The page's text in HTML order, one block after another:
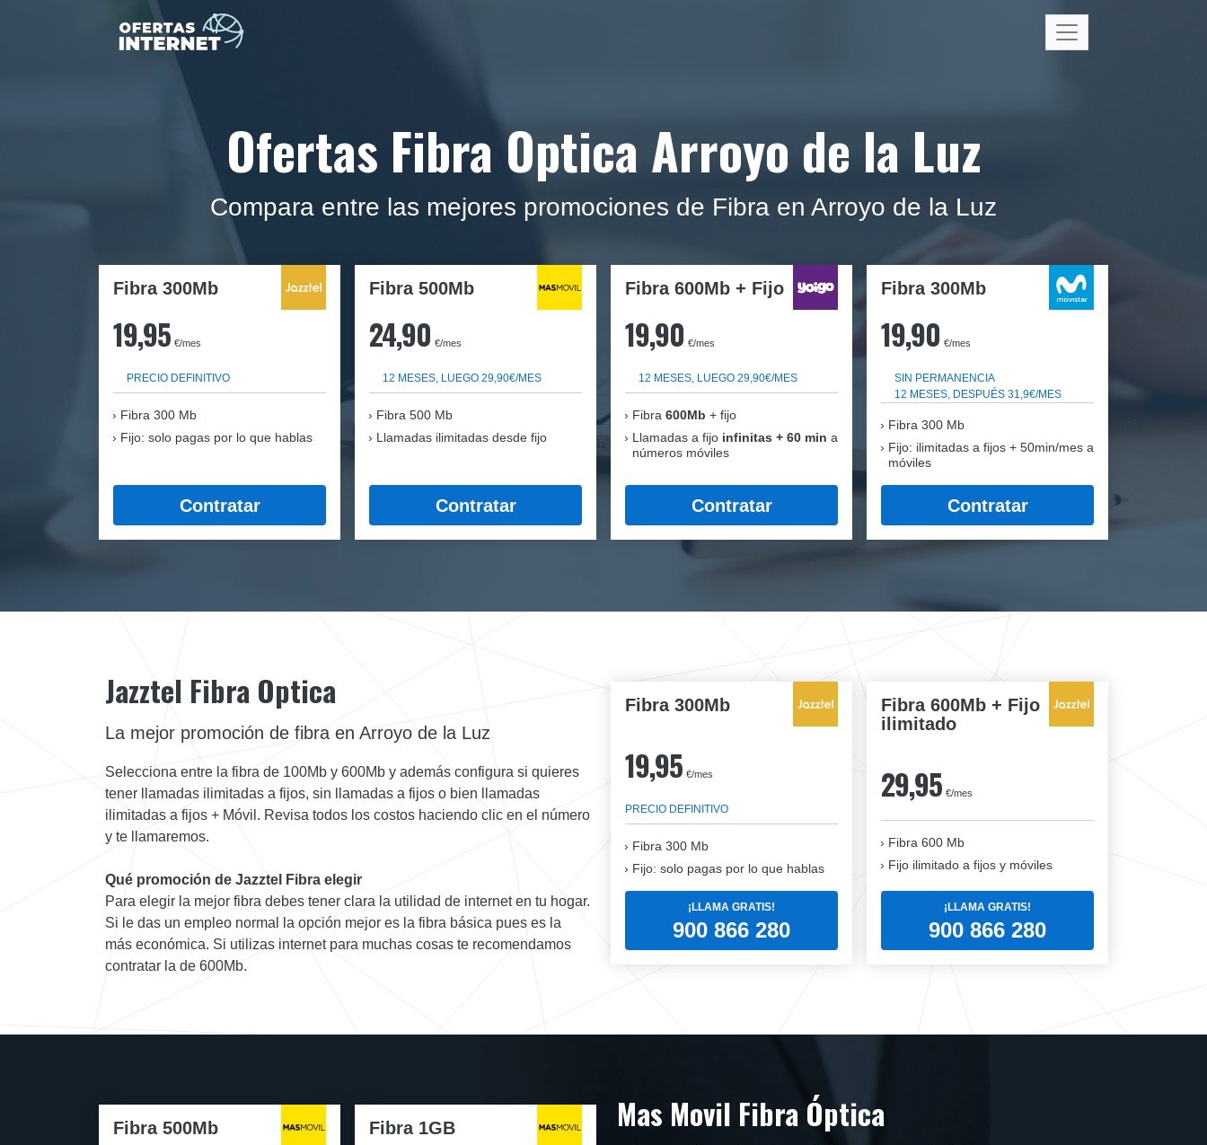
Ofertas Fibra Optica Arroyo de la Luz
Compara entre las mejores promociones de Fibra en Arroyo de la Luz
Fibra 300Mb
19,95 €/mes
PRECIO DEFINITIVO
Fibra 300 Mb
Fijo: solo pagas por lo que hablas
Contratar
Fibra 500Mb
24,90 €/mes
12 MESES, LUEGO 29,90€/MES
Fibra 500 Mb
Llamadas ilimitadas desde fijo
Contratar
Fibra 600Mb + Fijo
19,90 €/mes
12 MESES, LUEGO 29,90€/MES
Fibra 600Mb + fijo
Llamadas a fijo infinitas + 60 min a
números móviles
Contratar
Fibra 300Mb
19,90 €/mes
SIN PERMANENCIA
12 MESES, DESPUÉS 31,9€/MES
Fibra 300 Mb
Fijo: ilimitadas a fijos + 50min/mes a
móviles
Contratar
Fibra 300Mb
19,95 €/mes
PRECIO DEFINITIVO
Fibra 300 Mb
Fijo: solo pagas por lo que hablas
¡LLAMA GRATIS!
900 866 280
Fibra 600Mb + Fijo
ilimitado
29,95 €/mes
Fibra 600 Mb
Fijo ilimitado a fijos y móviles
¡LLAMA GRATIS!
900 866 280
Jazztel Fibra Optica
La mejor promoción de fibra en Arroyo de la Luz
Selecciona entre la fibra de 100Mb y 600Mb y además configura si quieres
tener llamadas ilimitadas a fijos, sin llamadas a fijos o bien llamadas
ilimitadas a fijos + Móvil. Revisa todos los costos haciendo clic en el número
y te llamaremos.
Qué promoción de Jazztel Fibra elegir
Para elegir la mejor fibra debes tener clara la utilidad de internet en tu hogar.
Si le das un empleo normal la opción mejor es la fibra básica pues es la
más económica. Si utilizas internet para muchas cosas te recomendamos
contratar la de 600Mb.
Fibra 500Mb Fibra 1GB Mas Movil Fibra Óptica